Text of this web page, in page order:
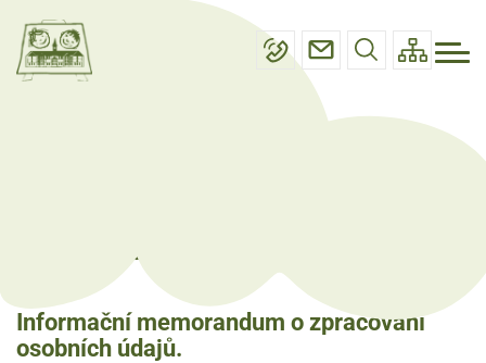
hlavnímu
Menu
navigace
Základní škola
Mateřská škola
Ochrana osobních údajů
Informační memorandum o zpracování
osobních údajů.